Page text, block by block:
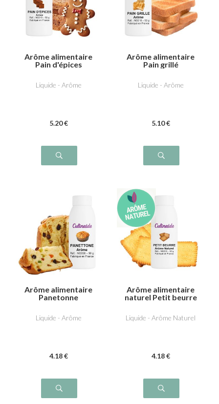
Arôme alimentaire
Pain d'épices
Liquide - Arôme
5.20 €
Arôme alimentaire
Pain grillé
Liquide - Arôme
5.10 €
Arôme alimentaire
Panetonne
Liquide - Arôme
4.18 €
Arôme alimentaire
naturel Petit beurre
Liquide - Arôme Naturel
4.18 €